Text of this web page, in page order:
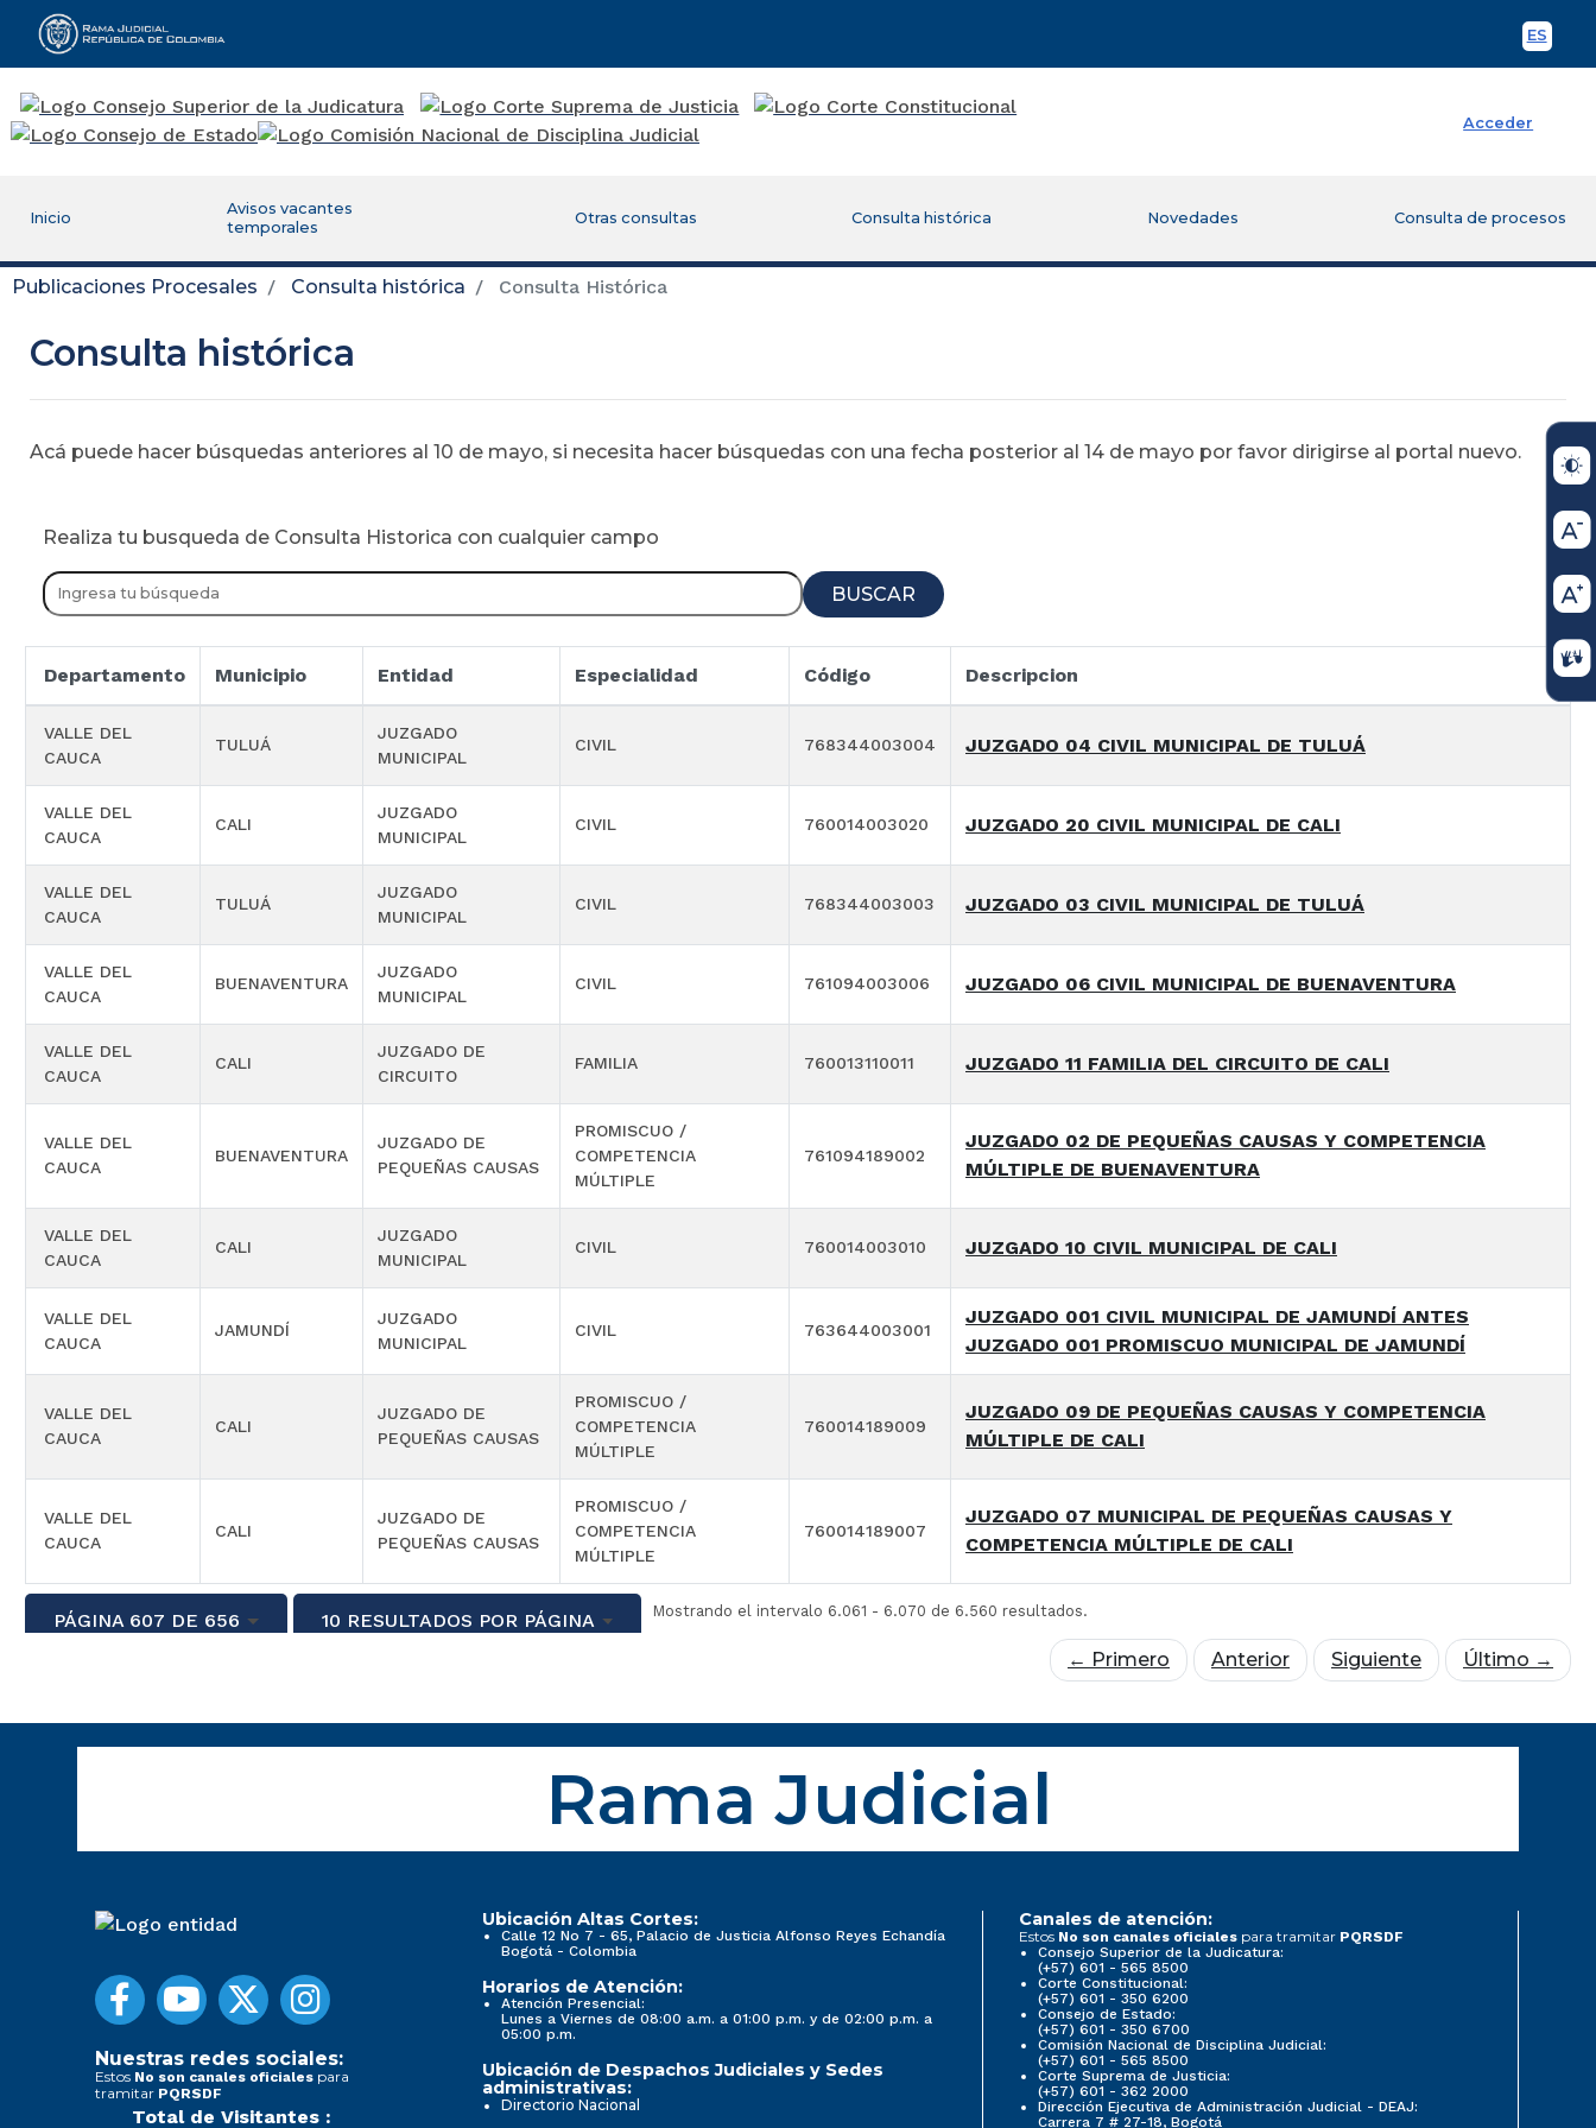
ES
Rama Judicial
Acceder
Inicio
Avisos vacantes
temporales
Otras consultas Consulta histórica Novedades Consulta de procesos
Publicaciones Procesales Consulta histórica Consulta Histórica
Consulta histórica
Acá puede hacer búsquedas anteriores al 10 de mayo, si necesita hacer búsquedas con una fecha posterior al 14 de mayo por favor dirigirse al portal nuevo.
Realiza tu busqueda de Consulta Historica con cualquier campo
BUSCAR
Departamento Municipio Entidad Especialidad Código Descripcion
VALLE DEL
CAUCA
TULUÁ
JUZGADO
MUNICIPAL
CIVIL 768344003004 JUZGADO 04 CIVIL MUNICIPAL DE TULUÁ
VALLE DEL
CAUCA
CALI
JUZGADO
MUNICIPAL
CIVIL 760014003020 JUZGADO 20 CIVIL MUNICIPAL DE CALI
VALLE DEL
CAUCA
TULUÁ
JUZGADO
MUNICIPAL
CIVIL 768344003003 JUZGADO 03 CIVIL MUNICIPAL DE TULUÁ
VALLE DEL
CAUCA
BUENAVENTURA
JUZGADO
MUNICIPAL
CIVIL 761094003006 JUZGADO 06 CIVIL MUNICIPAL DE BUENAVENTURA
VALLE DEL
CAUCA
CALI
JUZGADO DE
CIRCUITO
FAMILIA 760013110011 JUZGADO 11 FAMILIA DEL CIRCUITO DE CALI
VALLE DEL
CAUCA
BUENAVENTURA
JUZGADO DE
PEQUEÑAS CAUSAS
PROMISCUO /
COMPETENCIA
MÚLTIPLE
761094189002
JUZGADO 02 DE PEQUEÑAS CAUSAS Y COMPETENCIA
MÚLTIPLE DE BUENAVENTURA
VALLE DEL
CAUCA
CALI
JUZGADO
MUNICIPAL
CIVIL 760014003010 JUZGADO 10 CIVIL MUNICIPAL DE CALI
VALLE DEL
CAUCA
JAMUNDÍ
JUZGADO
MUNICIPAL
CIVIL 763644003001
JUZGADO 001 CIVIL MUNICIPAL DE JAMUNDÍ ANTES
JUZGADO 001 PROMISCUO MUNICIPAL DE JAMUNDÍ
VALLE DEL
CAUCA
CALI
JUZGADO DE
PEQUEÑAS CAUSAS
PROMISCUO /
COMPETENCIA
MÚLTIPLE
760014189009
JUZGADO 09 DE PEQUEÑAS CAUSAS Y COMPETENCIA
MÚLTIPLE DE CALI
VALLE DEL
CAUCA
CALI
JUZGADO DE
PEQUEÑAS CAUSAS
PROMISCUO /
COMPETENCIA
MÚLTIPLE
760014189007
JUZGADO 07 MUNICIPAL DE PEQUEÑAS CAUSAS Y
COMPETENCIA MÚLTIPLE DE CALI
PÁGINA 607 DE 656 10 RESULTADOS POR PÁGINA Mostrando el intervalo 6.061 - 6.070 de 6.560 resultados.
← Primero Anterior Siguiente Último →
Rama Judicial
Nuestras redes sociales:
Estos No son canales oficiales para
tramitar PQRSDF
Total de Visitantes :
Ubicación Altas Cortes:
Calle 12 No 7 - 65, Palacio de Justicia Alfonso Reyes Echandía
Bogotá - Colombia
Horarios de Atención:
Atención Presencial:
Lunes a Viernes de 08:00 a.m. a 01:00 p.m. y de 02:00 p.m. a
05:00 p.m.
Ubicación de Despachos Judiciales y Sedes
administrativas:
Directorio Nacional
Canales de atención:
Estos No son canales oficiales para tramitar PQRSDF
Consejo Superior de la Judicatura:
(+57) 601 - 565 8500
Corte Constitucional:
(+57) 601 - 350 6200
Consejo de Estado:
(+57) 601 - 350 6700
Comisión Nacional de Disciplina Judicial:
(+57) 601 - 565 8500
Corte Suprema de Justicia:
(+57) 601 - 362 2000
Dirección Ejecutiva de Administración Judicial - DEAJ:
Carrera 7 # 27-18, Bogotá